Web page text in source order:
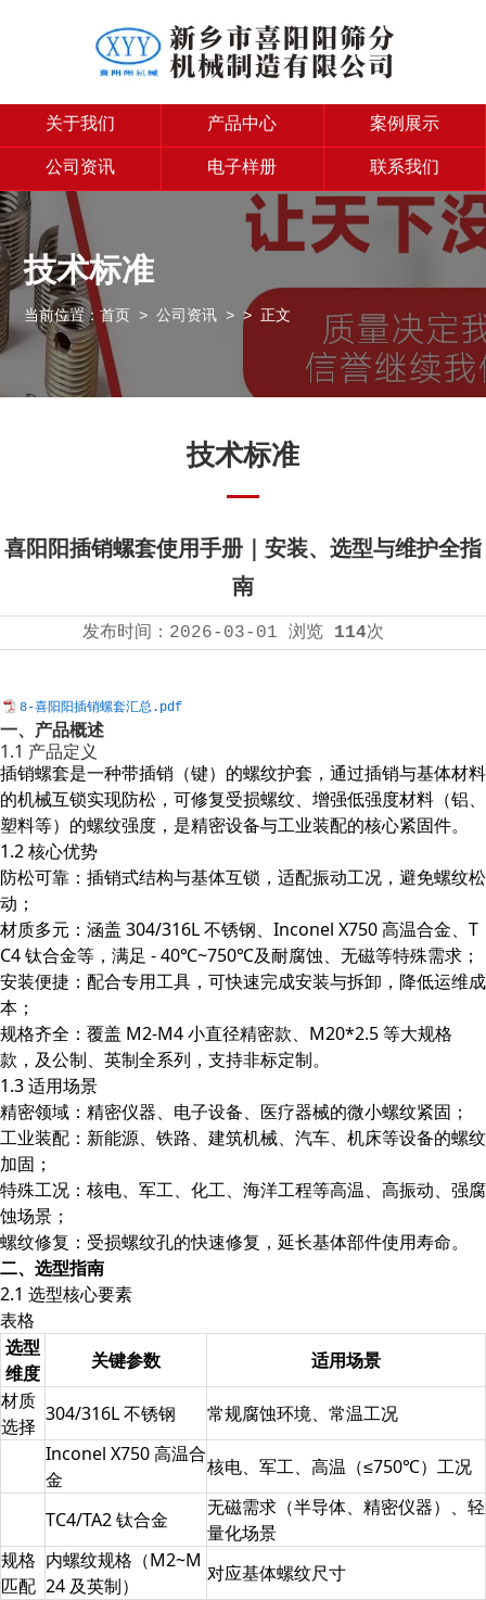
关于我们 产品中心 案例展示
公司资讯 电子样册 联系我们
技术标准
当前位置：首页 >公司资讯 >> 正文
技术标准
喜阳阳插销螺套使用手册｜安装、选型与维护全指
南
发布时间： 2026-03-01 浏览 114次
8-喜阳阳插销螺套汇总.pdf
一、产品概述
1.1 产品定义
插销螺套是一种带插销（键）的螺纹护套，通过插销与基体材料
的机械互锁实现防松，可修复受损螺纹、增强低强度材料（铝、
塑料等）的螺纹强度，是精密设备与工业装配的核心紧固件。
1.2 核心优势
防松可靠：插销式结构与基体互锁，适配振动工况，避免螺纹松
动；
材质多元：涵盖 304/316L 不锈钢、Inconel X750 高温合金、T
C4 钛合金等，满足 - 40℃~750℃及耐腐蚀、无磁等特殊需求；
安装便捷：配合专用工具，可快速完成安装与拆卸，降低运维成
本；
规格齐全：覆盖 M2-M4 小直径精密款、M20*2.5 等大规格
款，及公制、英制全系列，支持非标定制。
1.3 适用场景
精密领域：精密仪器、电子设备、医疗器械的微小螺纹紧固；
工业装配：新能源、铁路、建筑机械、汽车、机床等设备的螺纹
加固；
特殊工况：核电、军工、化工、海洋工程等高温、高振动、强腐
蚀场景；
螺纹修复：受损螺纹孔的快速修复，延长基体部件使用寿命。
二、选型指南
2.1 选型核心要素
表格
选型
维度
关键参数
适用场景
材质
选择
304/316L 不锈钢
常规腐蚀环境、常温工况
Inconel X750 高温合
金
核电、军工、高温（≤750℃）工况
TC4/TA2 钛合金
无磁需求（半导体、精密仪器）、轻
量化场景
规格
匹配
内螺纹规格（M2~M
24 及英制）
对应基体螺纹尺寸